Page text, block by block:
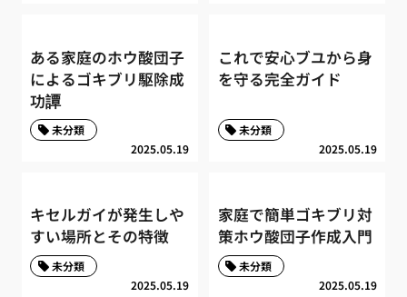
ある家庭のホウ酸団子
によるゴキブリ駆除成
功譚
2025.05.19
未分類
これで安心ブユから身
を守る完全ガイド
2025.05.19
未分類
キセルガイが発生しや
すい場所とその特徴
2025.05.19
未分類
家庭で簡単ゴキブリ対
策ホウ酸団子作成入門
2025.05.19
未分類